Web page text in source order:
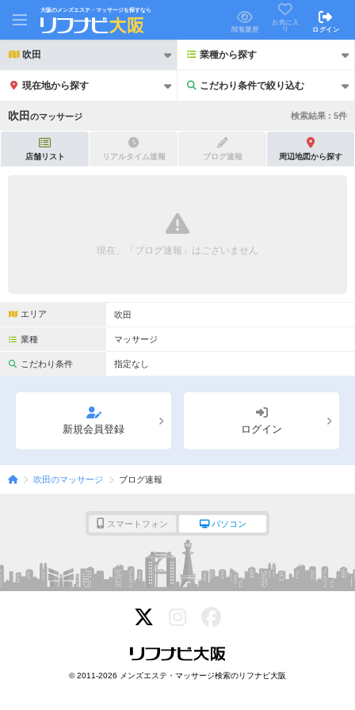
大阪のメンズエステ・マッサージを探すなら
閲覧履歴
お気に入
り
ログイン
吹田 業種から探す
現在地から探す こだわり条件で絞り込む
こだわり条件で絞り込む
完全個室
ペアルームあり シャワー室完備
フットバスあり
専用駐車場あり 有資格者在籍
日本人スタッフのみ
Ｗセラピスト
こだわり条件を変更
吹田 のマッサージ 検索結果 : 5件
店舗リスト リアルタイム速報 ブログ速報 周辺地図から探す
現在、「ブログ速報」はございません
エリア 吹田
業種 マッサージ
こだわり条件 指定なし
新規会員登録 ログイン
吹田のマッサージ ブログ速報
スマートフォン パソコン
© 2011-2026 メンズエステ・マッサージ検索のリフナビ大阪